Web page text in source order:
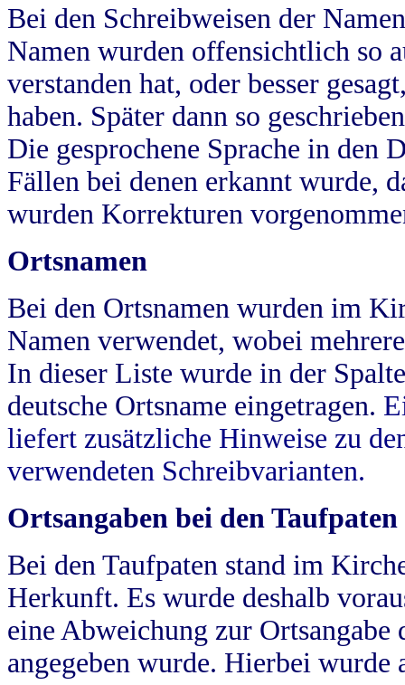
Bei den Schreibweisen der
Namen wurden offensichtlich so
verstanden hat, oder besser
haben. Später dann so
Die gesprochene Sprache in
Fällen bei denen erkannt wurde,
wurden Korrekturen
Ortsnamen
Bei den Ortsnamen wurden im
Namen verwendet, wobei
In dieser Liste wurde in der
deutsche Ortsname eingetragen.
liefert zusätzliche Hinweise zu
verwendeten Schreibvarianten.
Ortsangaben bei den Taufpaten
Bei den Taufpaten stand im
Herkunft. Es wurde deshalb
eine Abweichung zur
angegeben wurde. Hierbei wurde